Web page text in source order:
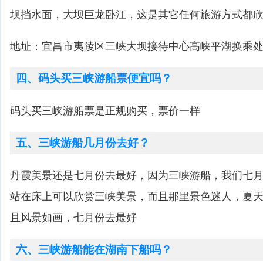
坝挡水面，大坝巨龙卧江，这是其它任何旅游方式都
地址：宜昌市夷陵区三峡大坝接待中心高峡平湖换乘处
四、码头买三峡游船票便宜吗？
码头买三峡游船票是正规购买，票价一样
五、三峡游船几月份去好？
丹霞美景还是七月份去最好，因为三峡游船，我们七
站在床上可以欣赏三峡美景，而且那里景色迷人，夏
且风景如画，七月份去最好
六、三峡游船能在湖南下船吗？